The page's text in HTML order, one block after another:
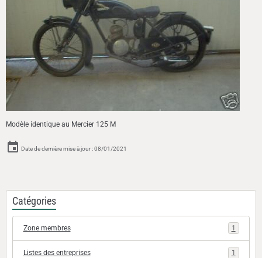
Modèle identique au Mercier 125 M
Date de dernière mise à jour : 08/01/2021
Catégories
Zone membres 1
Listes des entreprises 1